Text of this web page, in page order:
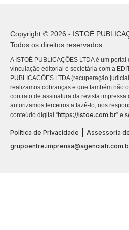
Copyright © 2026 - ISTOÉ
Todos os direitos reservados.
A ISTOÉ PUBLICAÇÕES LTDA é um
vinculação editorial e societária com a
PUBLICACÕES LTDA (recuperação
realizamos cobranças e que também não
contrato de assinatura da revista impressa
autorizamos terceiros a fazê-lo, nos
conteúdo digital “https://istoe.com.br” e
Política de Privacidade
Assessoria